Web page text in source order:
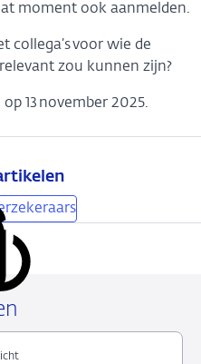
moment ook aanmelden.
collega’s voor wie de
zou kunnen zijn?
13 november 2025.